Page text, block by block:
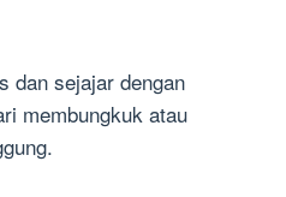
dan sejajar dengan
membungkuk atau